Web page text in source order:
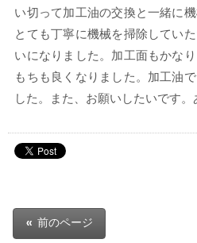
い切って加工油の交換と一緒に
とても丁寧に機械を掃除してい
いになりました。加工面もかな
もちも良くなりました。加工油
した。また、お願いしたいです。
« 前のページ